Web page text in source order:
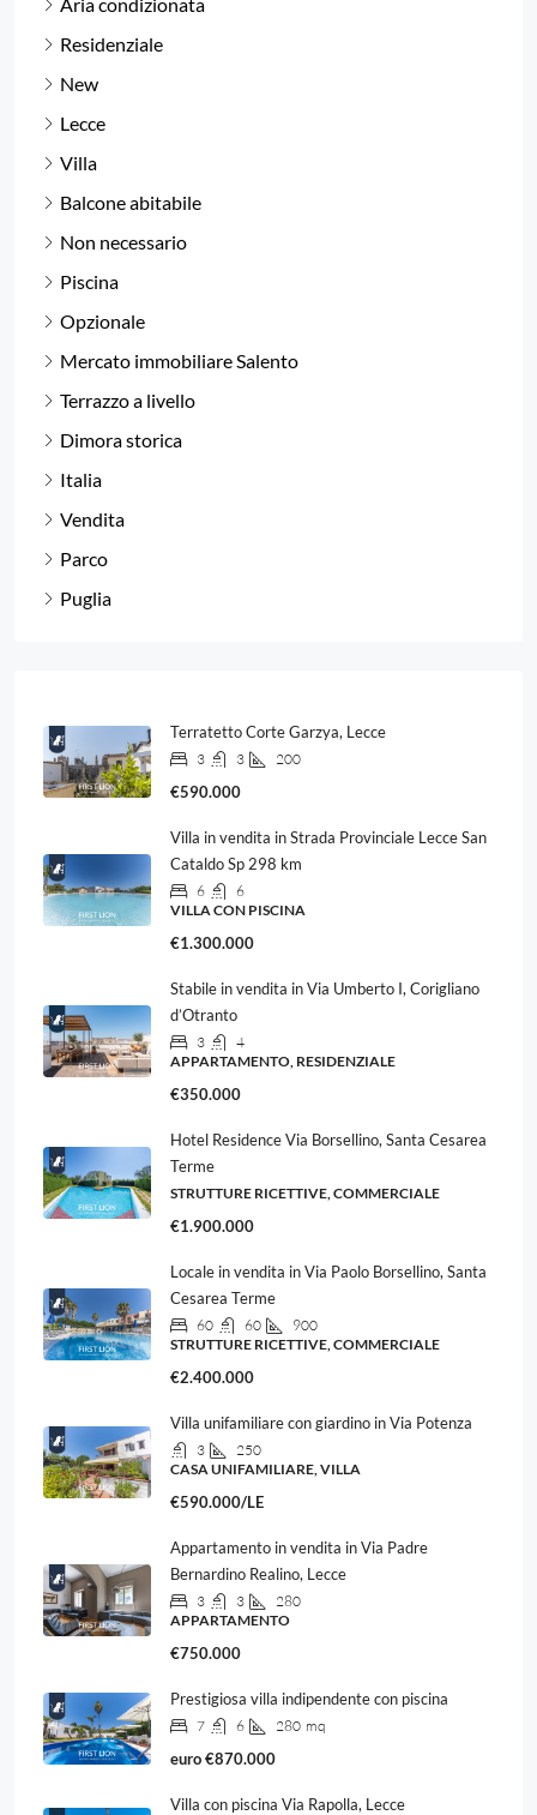
Residenziale
New
Lecce
Villa
Balcone abitabile
Non necessario
Piscina
Opzionale
Mercato immobiliare Salento
Terrazzo a livello
Dimora storica
Italia
Vendita
Parco
Puglia
Terratetto Corte Garzya, Lecce
3 3 200
€590.000
Villa in vendita in Strada Provinciale Lecce San
Cataldo Sp 298 km
6
6
VILLA CON PISCINA
€1.300.000
Stabile in vendita in Via Umberto I, Corigliano
d’Otranto
3
4
APPARTAMENTO, RESIDENZIALE
€350.000
Hotel Residence Via Borsellino, Santa Cesarea
Terme
STRUTTURE RICETTIVE, COMMERCIALE
€1.900.000
Locale in vendita in Via Paolo Borsellino, Santa
Cesarea Terme
60 60
900
STRUTTURE RICETTIVE, COMMERCIALE
€2.400.000
Villa unifamiliare con giardino in Via Potenza
3
250
CASA UNIFAMILIARE, VILLA
€590.000/LE
Appartamento in vendita in Via Padre
Bernardino Realino, Lecce
3 3
280
APPARTAMENTO
€750.000
Prestigiosa villa indipendente con piscina
7 6 280 mq
euro€870.000
Villa con piscina Via Rapolla, Lecce